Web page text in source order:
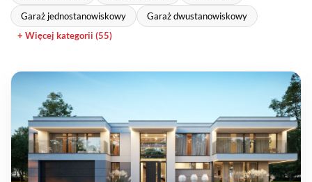
Garaż jednostanowiskowy
Garaż dwustanowiskowy
+ Więcej kategorii (55)